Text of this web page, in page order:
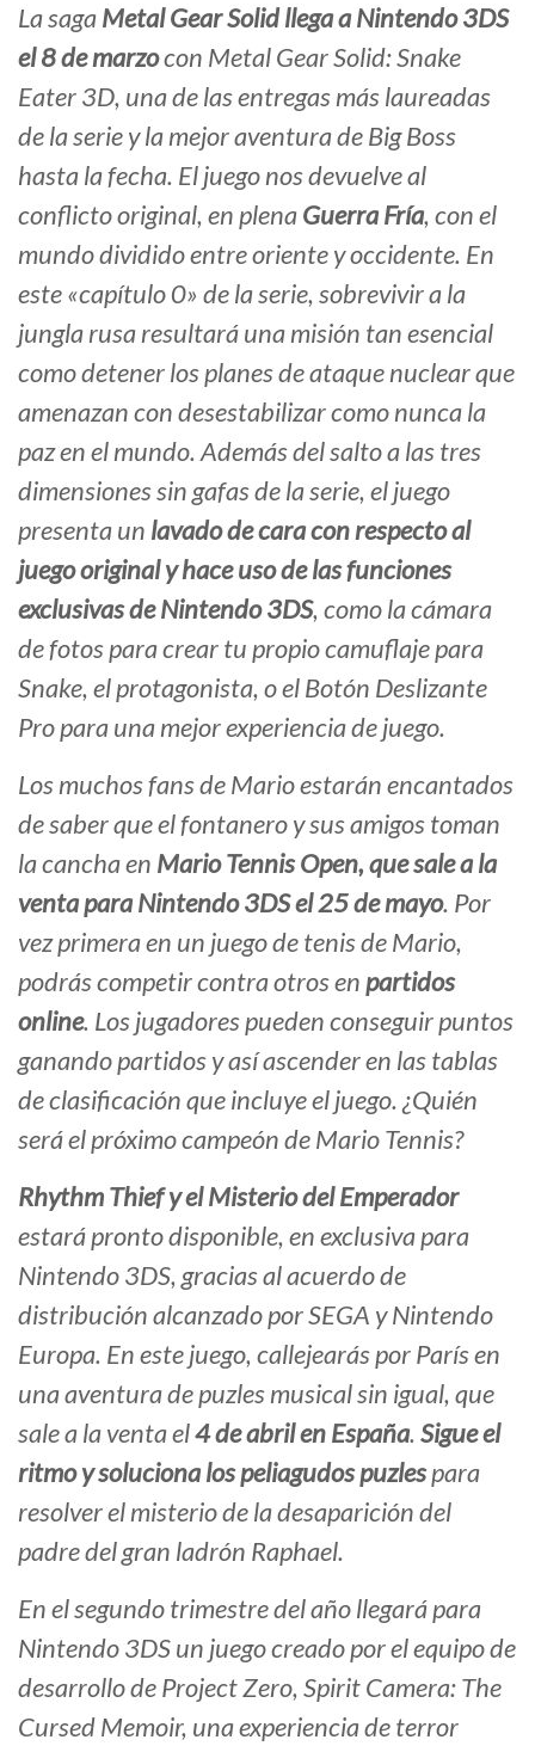
La sagaMetal Gear Solid llega a Nintendo 3DS
el 8 de marzocon Metal Gear Solid: Snake
Eater 3D, una de las entregas más laureadas
de la serie y la mejor aventura de Big Boss
hasta la fecha. El juego nos devuelve al
conflicto original, en plenaGuerra Fría, con el
mundo dividido entre oriente y occidente. En
este «capítulo 0» de la serie, sobrevivir a la
jungla rusa resultará una misión tan esencial
como detener los planes de ataque nuclear que
amenazan con desestabilizar como nunca la
paz en el mundo. Además del salto a las tres
dimensiones sin gafas de la serie, el juego
presenta un lavado de cara con respecto al
juego original y hace uso de las funciones
exclusivas de Nintendo 3DS, como la cámara
de fotos para crear tu propio camuflaje para
Snake, el protagonista, o el Botón Deslizante
Pro para una mejor experiencia de juego.
Los muchos fans de Mario estarán encantados
de saber que el fontanero y sus amigos toman
la cancha en Mario Tennis Open, que sale a la
venta para Nintendo 3DS el 25 de mayo. Por
vez primera en un juego de tenis de Mario,
podrás competir contra otros en partidos
online. Los jugadores pueden conseguir puntos
ganando partidos y así ascender en las tablas
de clasificación que incluye el juego. ¿Quién
será el próximo campeón de Mario Tennis?
Rhythm Thief y el Misterio del Emperador
estará pronto disponible, en exclusiva para
Nintendo 3DS, gracias al acuerdo de
distribución alcanzado por SEGA y Nintendo
Europa. En este juego, callejearás por París en
una aventura de puzles musical sin igual, que
sale a la venta el4 de abril en España.Sigue el
ritmo y soluciona los peliagudos puzlespara
resolver el misterio de la desaparición del
padre del gran ladrón Raphael.
En el segundo trimestre del año llegará para
Nintendo 3DS un juego creado por el equipo de
desarrollo de Project Zero, Spirit Camera: The
Cursed Memoir, una experiencia de terror